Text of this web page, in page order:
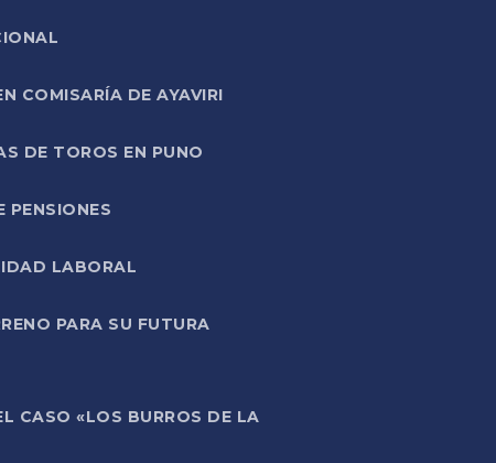
COMISARÍA DE AYAVIRI
DE TOROS EN PUNO
PENSIONES
LABORAL
PARA SU FUTURA
CASO «LOS BURROS DE LA